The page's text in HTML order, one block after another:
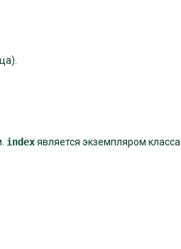
indexявляется экземпляром класса